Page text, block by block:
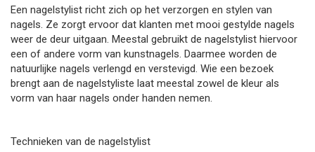
Een nagelstylist richt zich op het verzorgen en stylen van
nagels. Ze zorgt ervoor dat klanten met mooi gestylde nagels
weer de deur uitgaan. Meestal gebruikt de nagelstylist hiervoor
een of andere vorm van kunstnagels. Daarmee worden de
natuurlijke nagels verlengd en verstevigd. Wie een bezoek
brengt aan de nagelstyliste laat meestal zowel de kleur als
vorm van haar nagels onder handen nemen.
Technieken van de nagelstylist